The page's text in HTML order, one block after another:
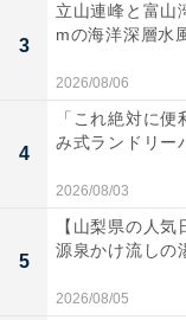
3
立山連峰と富山
mの海洋深層水
2026/08/06
4
「これ絶対に
み式ランドリー
2026/08/03
5
【山梨県の人
源泉かけ流しの
2026/08/05